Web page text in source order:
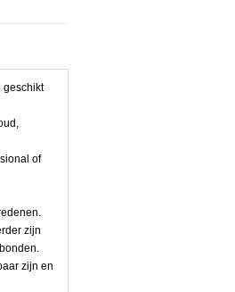
geschikt
of
zijn
zijn en